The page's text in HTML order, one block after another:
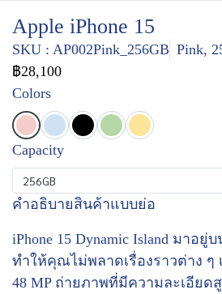
Apple iPhone 15
SKU : AP002Pink_256GB Pink,
฿28,100
Colors
Capacity
256GB
คำอธิบายสินค้าแบบย่อ
iPhone 15 Dynamic Island มาอยู่
ทำให้คุณไม่พลาดเรื่องราวต่าง ๆ
48 MP ถ่ายภาพที่มีความละเอียด